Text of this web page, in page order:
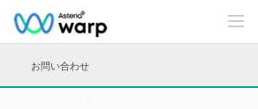
C
n
n
お問い合わせ